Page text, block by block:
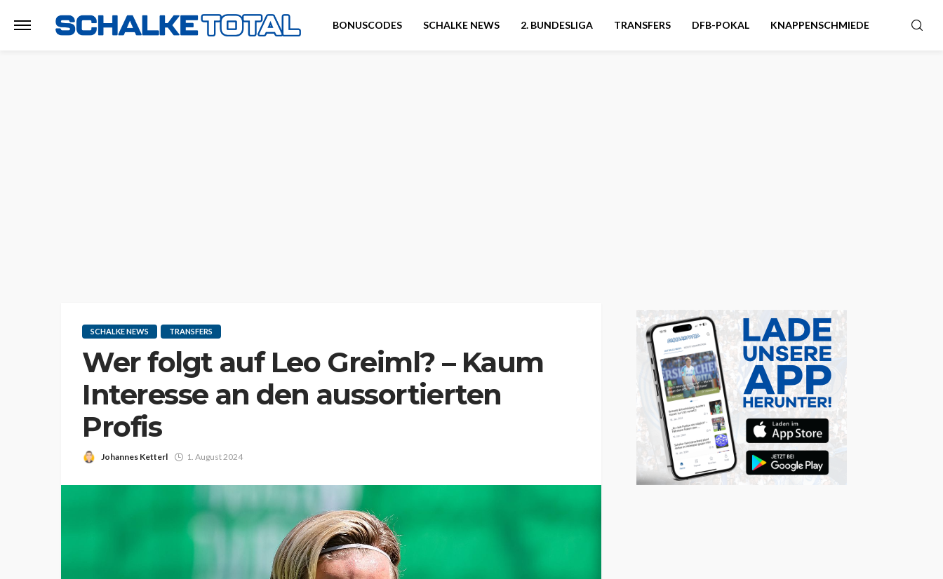
BONUSCODES SCHALKE NEWS 2. BUNDESLIGA TRANSFERS DFB-POKAL KNAPPENSCHMIEDE
SCHALKE NEWS TRANSFERS
Wer folgt auf Leo Greiml? – Kaum
Interesse an den aussortierten
Profis
Johannes Ketterl 1. August 2024